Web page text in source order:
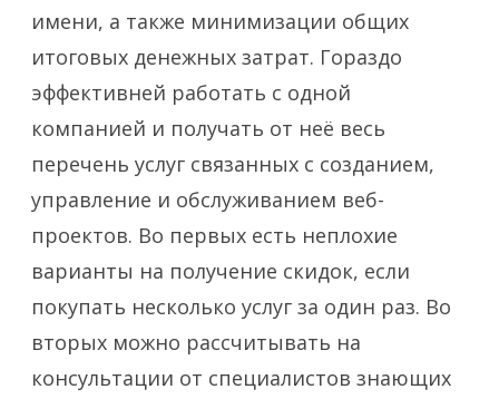
имени, а также минимизации общих
итоговых денежных затрат. Гораздо
эффективней работать с одной
компанией и получать от неё весь
перечень услуг связанных с созданием,
управление и обслуживанием веб-
проектов. Во первых есть неплохие
варианты на получение скидок, если
покупать несколько услуг за один раз. Во
вторых можно рассчитывать на
консультации от специалистов знающих